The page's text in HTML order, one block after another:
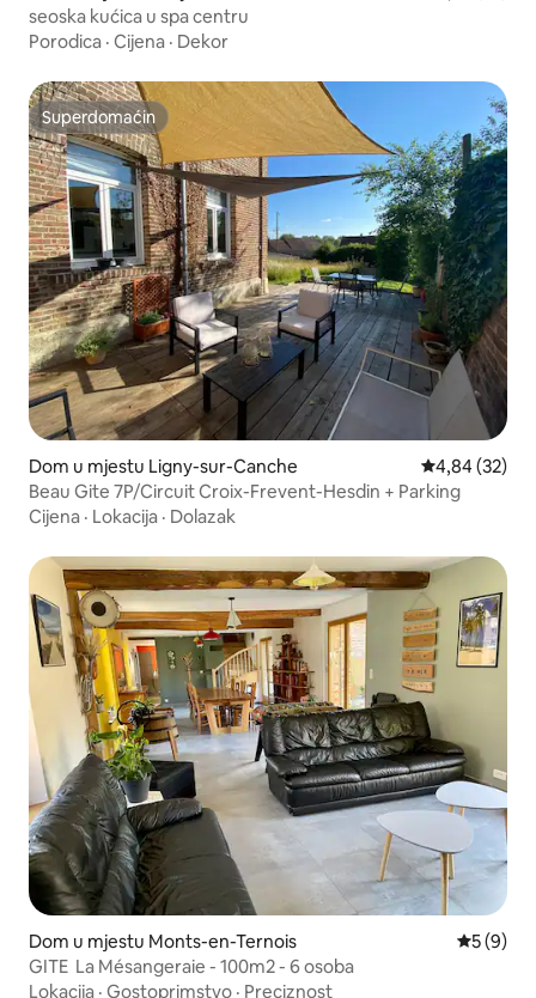
seoska kućica u spa centru
Porodica · Cijena · Dekor
Superdomaćin
Superdomaćin
Dom u mjestu Ligny-sur-Canche Prosječna
4,84 (32)
Beau Gite 7P/Circuit Croix-Frevent-Hesdin + Parking
Cijena · Lokacija · Dolazak
Dom u mjestu Monts-en-Ternois
5 (9)
GITE La Mésangeraie - 100m2 - 6 osoba
Lokacija · Gostoprimstvo · Preciznost